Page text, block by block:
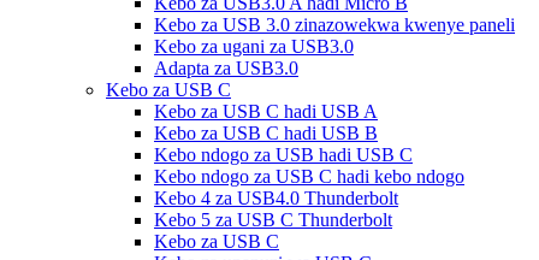
Kebo za USB 3.0 zinazowekwa kwenye paneli
Kebo za ugani za USB3.0
Adapta za USB3.0
Kebo za USB C
Kebo za USB C hadi USB A
Kebo za USB C hadi USB B
Kebo ndogo za USB hadi USB C
Kebo ndogo za USB C hadi kebo ndogo
Kebo 4 za USB4.0 Thunderbolt
Kebo 5 za USB C Thunderbolt
Kebo za USB C